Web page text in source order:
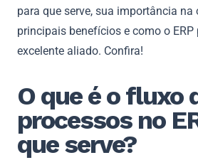
para que serve, sua importância na
principais benefícios e como o ERP
excelente aliado. Confira!
O que é o fluxo
processos no
que serve?